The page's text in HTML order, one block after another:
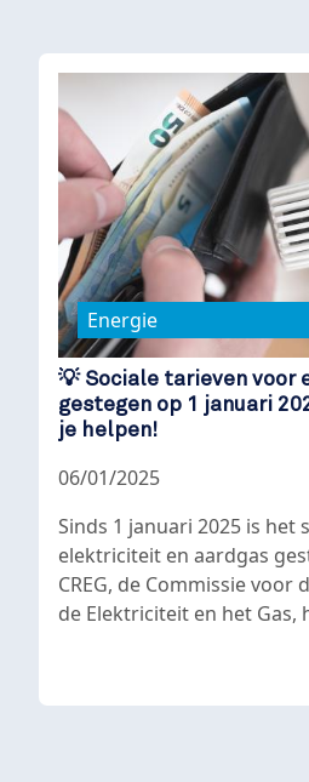
Energie
💡 Sociale tarieven voor
gestegen op 1 januari
je helpen!
06/01/2025
Sinds 1 januari 2025 is het
elektriciteit en aardgas
CREG, de Commissie voor
de Elektriciteit en het Gas,